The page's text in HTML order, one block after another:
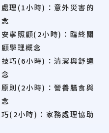
理(1小時)：意外災害的
寧照顧(2小時)：臨終關
學理概念
巧(6小時)：清潔與舒適
則(2小時)：營養膳食與
(2小時)：家務處理協助